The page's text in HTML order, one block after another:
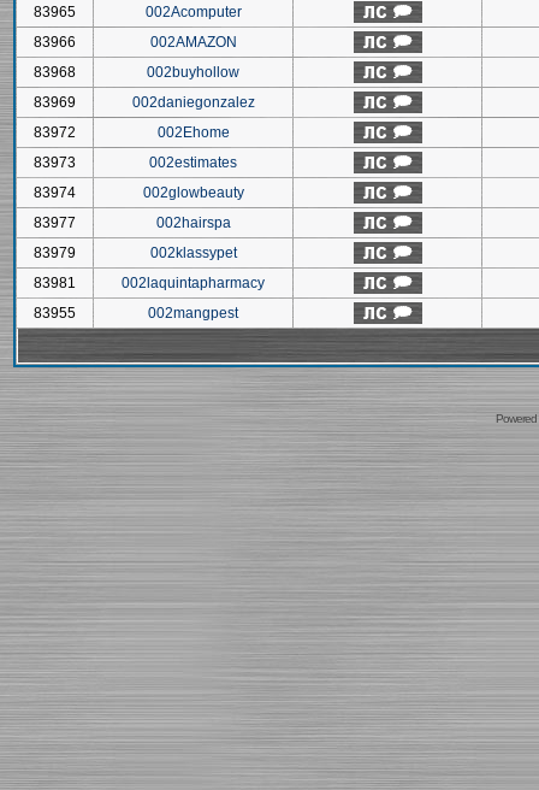
83965
002Acomputer
83966
002AMAZON
83968
002buyhollow
83969
002daniegonzalez
83972
002Ehome
83973
002estimates
83974
002glowbeauty
83977
002hairspa
83979
002klassypet
83981
002laquintapharmacy
83955
002mangpest